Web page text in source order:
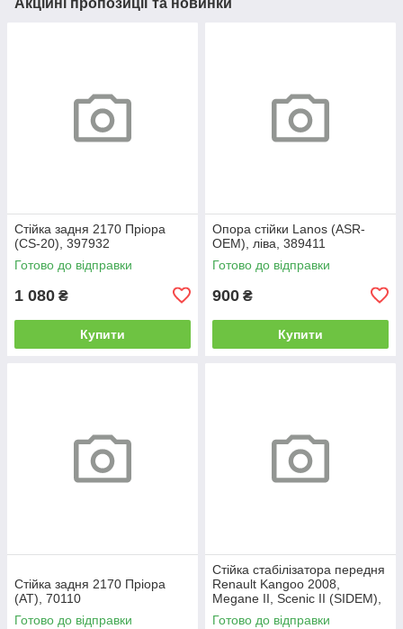
Стійка задня 2170 Пріора
(CS-20), 397932
Готово до відправки
1 080 ₴
Купити
Опора стійки Lanos (ASR-
OEM), ліва, 389411
Готово до відправки
900 ₴
Купити
Стійка задня 2170 Пріора
(AT), 70110
Готово до відправки
Стійка стабілізатора передня
Renault Kangoo 2008,
Megane II, Scenic II (SIDEM),
196971
Готово до відправки